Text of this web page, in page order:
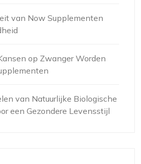
van Now Supplementen
op Zwanger Worden
van Natuurlijke Biologische
een Gezondere Levensstijl